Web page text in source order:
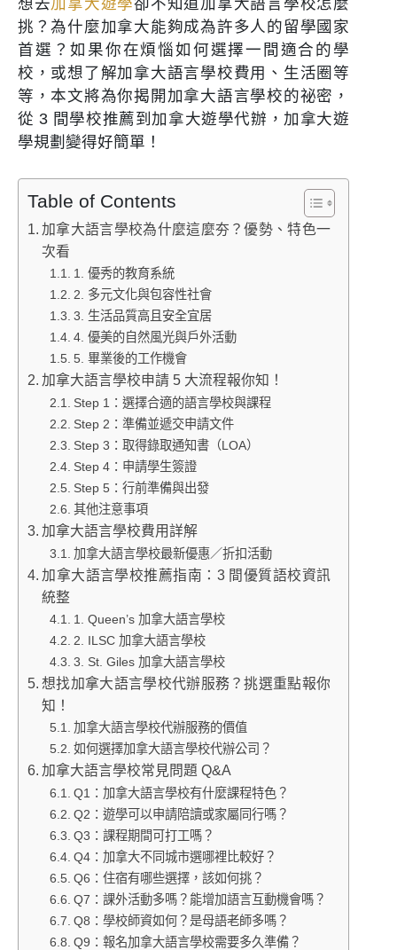
挑？為什麼加拿大能夠成為許多人的留學國家
首選？如果你在煩惱如何選擇一間適合的學
校，或想了解加拿大語言學校費用、生活圈等
等，本文將為你揭開加拿大語言學校的祕密，
從 3 間學校推薦到加拿大遊學代辦，加拿大遊
學規劃變得好簡單！
Table of Contents
加拿大語言學校為什麼這麼夯？優勢、特色一
次看
1. 優秀的教育系統
2. 多元文化與包容性社會
3. 生活品質高且安全宜居
4. 優美的自然風光與戶外活動
5. 畢業後的工作機會
加拿大語言學校申請 5 大流程報你知！
Step 1：選擇合適的語言學校與課程
Step 2：準備並遞交申請文件
Step 3：取得錄取通知書（LOA）
Step 4：申請學生簽證
Step 5：行前準備與出發
其他注意事項
加拿大語言學校費用詳解
加拿大語言學校最新優惠／折扣活動
加拿大語言學校推薦指南：3 間優質語校資訊
統整
1. Queen’s 加拿大語言學校
2. ILSC 加拿大語言學校
3. St. Giles 加拿大語言學校
想找加拿大語言學校代辦服務？挑選重點報你
知！
加拿大語言學校代辦服務的價值
如何選擇加拿大語言學校代辦公司？
加拿大語言學校常見問題 Q&A
Q1：加拿大語言學校有什麼課程特色？
Q2：遊學可以申請陪讀或家屬同行嗎？
Q3：課程期間可打工嗎？
Q4：加拿大不同城市選哪裡比較好？
Q6：住宿有哪些選擇，該如何挑？
Q7：課外活動多嗎？能增加語言互動機會嗎？
Q8：學校師資如何？是母語老師多嗎？
Q9：報名加拿大語言學校需要多久準備？